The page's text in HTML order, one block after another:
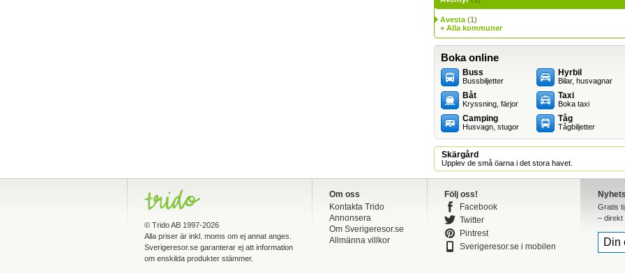
Avesta (1)
+ Alla kommuner
Boka online
Buss
Bussbiljetter
Båt
Kryssning, färjor
Camping
Husvagn, stugor
Hyrbil
Bilar, husvagnar
Taxi
Boka taxi
Tåg
Tågbiljetter
Skärgård
Upplev de små öarna i det stora havet.
© Trido AB 1997-2026
Alla priser är inkl. moms om ej annat anges.
Sverigeresor.se garanterar ej att information
om enskilda produkter stämmer.
Om oss
Kontakta Trido
Annonsera
Om Sverigeresor.se
Allmänna villkor
Följ oss!
Facebook
Twitter
Pintrest
Sverigeresor.se i mobilen
Gratis
– direkt